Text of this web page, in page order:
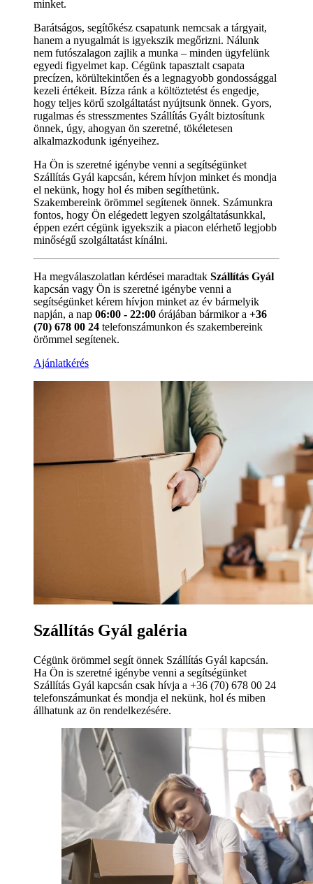
minket.
Barátságos, segítőkész csapatunk nemcsak a tárgyait,
hanem a nyugalmát is igyekszik megőrizni. Nálunk
nem futószalagon zajlik a munka – minden ügyfelünk
egyedi figyelmet kap. Cégünk tapasztalt csapata
precízen, körültekintően és a legnagyobb gondossággal
kezeli értékeit. Bízza ránk a költöztetést és engedje,
hogy teljes körű szolgáltatást nyújtsunk önnek. Gyors,
rugalmas és stresszmentes Szállítás Gyált biztosítunk
önnek, úgy, ahogyan ön szeretné, tökéletesen
alkalmazkodunk igényeihez.
Ha Ön is szeretné igénybe venni a segítségünket
Szállítás Gyál kapcsán, kérem hívjon minket és mondja
el nekünk, hogy hol és miben segíthetünk.
Szakembereink örömmel segítenek önnek. Számunkra
fontos, hogy Ön elégedett legyen szolgáltatásunkkal,
éppen ezért cégünk igyekszik a piacon elérhető legjobb
minőségű szolgáltatást kínálni.
Ha megválaszolatlan kérdései maradtak Szállítás Gyál
kapcsán vagy Ön is szeretné igénybe venni a
segítségünket kérem hívjon minket az év bármelyik
napján, a nap 06:00 - 22:00 órájában bármikor a +36
(70) 678 00 24 telefonszámunkon és szakembereink
örömmel segítenek.
Ajánlatkérés
Szállítás Gyál galéria
Cégünk örömmel segít önnek Szállítás Gyál kapcsán.
Ha Ön is szeretné igénybe venni a segítségünket
Szállítás Gyál kapcsán csak hívja a +36 (70) 678 00 24
telefonszámunkat és mondja el nekünk, hol és miben
állhatunk az ön rendelkezésére.